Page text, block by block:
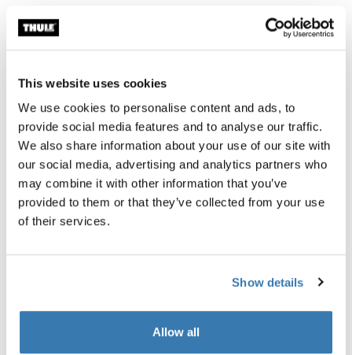
This website uses cookies
We use cookies to personalise content and ads, to
provide social media features and to analyse our traffic.
We also share information about your use of our site with
our social media, advertising and analytics partners who
may combine it with other information that you’ve
provided to them or that they’ve collected from your use
of their services.
Show details
Allow all
Garantía Thule
Esta bolsa mensajera Thule Paramount de 14L es
moderna y versátil, con protección acolchada para tu
laptop y la funcionalidad que necesitas para moverte
fácilmente por la ciudad.
Descripción del producto